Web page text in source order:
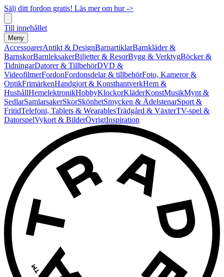
Sälj ditt fordon gratis! Läs mer om hur ->
Till innehållet
Meny
AccessoarerAntikt & DesignBarnartiklarBarnkläder &
BarnskorBarnleksakerBiljetter & ResorBygg & VerktygBöcker &
TidningarDatorer & TillbehörDVD &
VideofilmerFordonFordonsdelar & tillbehörFoto, Kameror &
OptikFrimärkenHandgjort & KonsthantverkHem &
HushållHemelektronikHobbyKlockorKläderKonstMusikMynt &
SedlarSamlarsakerSkorSkönhetSmycken & ÄdelstenarSport &
FritidTelefoni, Tablets & WearablesTrädgård & VäxterTV-spel &
DatorspelVykort & BilderÖvrigtInspiration